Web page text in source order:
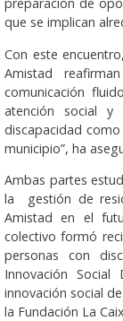
preparación de
que se implican
Con este
Amistad
comunicación
atención social
discapacidad
municipio”, ha
Ambas partes
la gestión de
Amistad en el
colectivo formó
personas con
Innovación
innovación social
la Fundación La